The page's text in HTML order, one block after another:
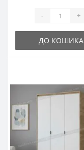
- +
ДО КОШИКА